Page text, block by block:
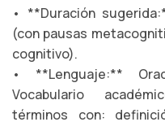
• **Duración
(con pausas
cognitivo).
• **Lenguaje:**
Vocabulario
términos con: